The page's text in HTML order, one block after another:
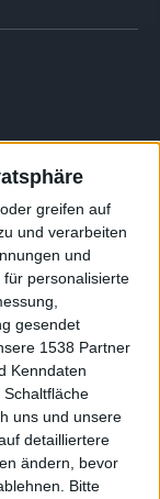
greifen auf
und verarbeiten
und
personalisierte
gesendet
1538 Partner
Kenndaten
uns und unsere
detailliertere
ändern, bevor
Bitte